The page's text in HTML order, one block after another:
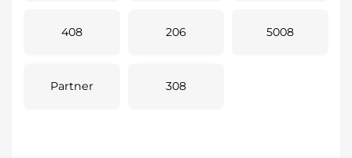
408 206 5008
Partner 308